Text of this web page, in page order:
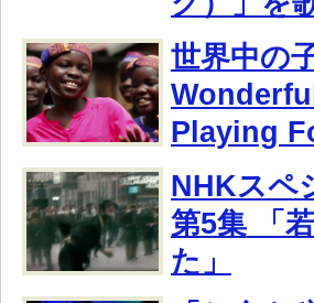
世界中の
Playing
NHKスペ
第5集 「
た」